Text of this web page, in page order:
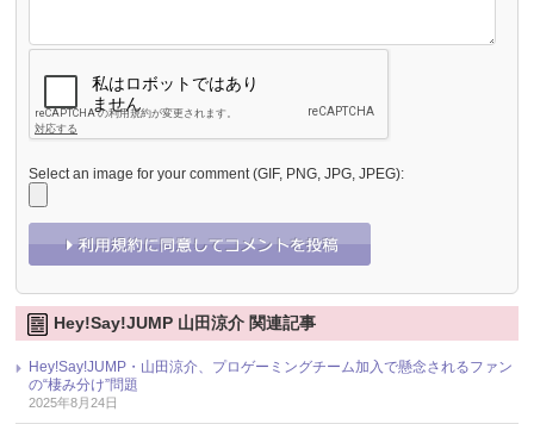
Select an image for your comment (GIF, PNG, JPG, JPEG):
Hey!Say!JUMP 山田涼介 関連記事
Hey!Say!JUMP・山田涼介、プロゲーミングチーム加入で懸念されるファン
の“棲み分け”問題
2025年8月24日